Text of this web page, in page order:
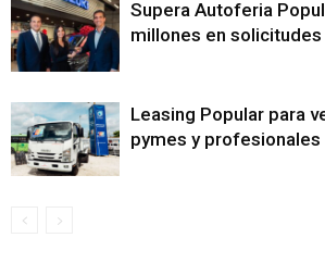
Supera Autoferia
millones en
Leasing Popular para
pymes y profesionales